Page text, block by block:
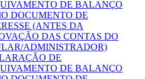
DE BALANÇO
DOCUMENTO DE
(ANTES DA
DAS CONTAS DO
ADMINISTRADOR)
DE
DE BALANÇO